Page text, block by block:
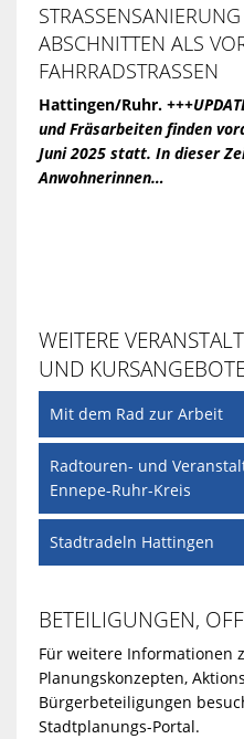
STRASSENSANIERUNG
BSCHNITTEN ALS
AHRRADSTRASSEN
Hattingen/Ruhr.
und Fräsarbeiten finden
Juni 2025 statt. In dieser
Anwohnerinnen…
WEITERE
UND
Mit dem Rad zur Arbeit
Radtouren- und
Ennepe-Ruhr-Kreis
Stadtradeln Hattingen
BETEILIGUNGEN,
Für weitere Informationen
Planungskonzepten,
Bürgerbeteiligungen
Stadtplanungs-Portal.